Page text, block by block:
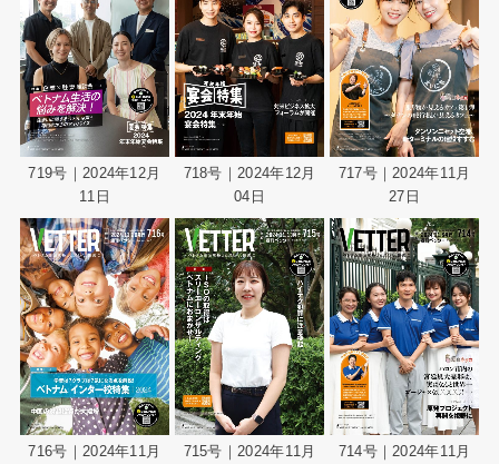
719号｜2024年12月
11日
718号｜2024年12月
04日
717号｜2024年11月
27日
716号｜2024年11月
715号｜2024年11月
714号｜2024年11月